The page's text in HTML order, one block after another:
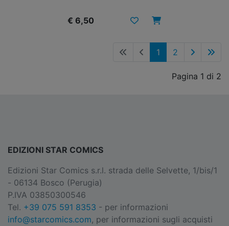
€ 6,50
1 2
Pagina 1 di 2
EDIZIONI STAR COMICS
Edizioni Star Comics s.r.l. strada delle Selvette, 1/bis/1
- 06134 Bosco (Perugia)
P.IVA 03850300546
Tel. +39 075 591 8353 - per informazioni
info@starcomics.com, per informazioni sugli acquisti